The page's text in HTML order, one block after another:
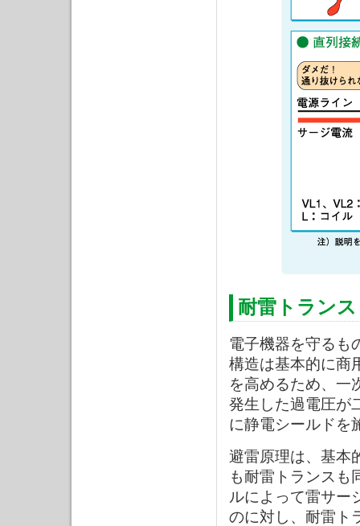
耐雷トラン
電子機器を守るも
構造は基本的に商
を高めるため、一
発生した過電圧が
に静電シールドを
避雷原理は、基本
も耐雷トランスも
ルによって雷サー
のに対し、耐雷ト